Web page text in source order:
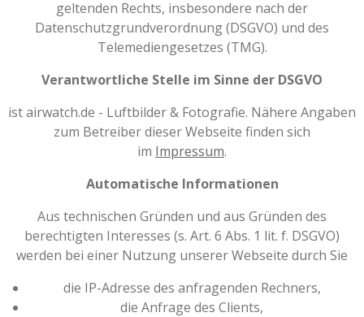
geltenden Rechts, insbesondere nach der
Datenschutzgrundverordnung (DSGVO) und des
Telemediengesetzes (TMG).
Verantwortliche Stelle im Sinne der DSGVO
ist airwatch.de - Luftbilder & Fotografie. Nähere Angaben
zum Betreiber dieser Webseite finden sich
im Impressum.
Automatische Informationen
Aus technischen Gründen und aus Gründen des
berechtigten Interesses (s. Art. 6 Abs. 1 lit. f. DSGVO)
werden bei einer Nutzung unserer Webseite durch Sie
die IP-Adresse des anfragenden Rechners,
die Anfrage des Clients,